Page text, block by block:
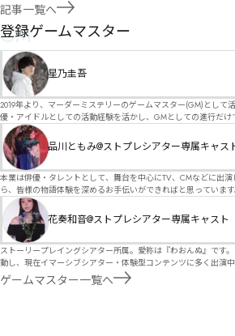
記事一覧へ
GM
登録ゲームマスター
星乃圭吾
2019年より、マーダーミステリーのゲームマスター(GM)として活動を
優・アイドルとしての活動経験を活かし、GMとしての進行だ
ら、お客様に物語の世界へ入り込んでいただくような演出・サービ
身でも作品制作を行っているので、作家さんが作品に込めた想
品の魅力をお客様に届けられるような公演を心がけています。 参加してくださる皆様がどんなエン
ディングを迎えるのか、どんな物語が生まれるのかを想像しな
に大好きです！ 対応可能作品は、オフライン（対面）作品のみとなります。 得意分野をひとつ挙げ
るなら恋愛もの（恋愛要素を含むシナリオ）ですが、ファンタ
ジャンルを問わず幅広く対応可能です！お任せください！ 《所属団体・店舗》 ★ Lanbelysma -ラン
ビリズマ- (代表・制作・GM) ★ ストーリープレイングシアター (GM) ★ フィネガンズ ウェイク
(GM)
品川ともみ@ストプレシアター専属キャス
本業は俳優・タレントとして、舞台を中心にTV、CMなどに出演しています。 役
ら、皆様の物語体験を深めるお手伝いができればと思っています。 https://x.com/
s=11 活動内容はSNSにて投稿しています。 SPT所属。 ストーリープレイングシアター「星詠みの
標」にてGMデビュー。 ボードゲーム×体感型演劇 イマーシブ
演中。
花奏和音@ストプレシアター専属キャスト
ストーリープレイングシアター所属。愛称は『わおんぬ』です
動し、現在イマーシブシアター・体験型コンテンツに多く出演中
ゲームマスター一覧へ